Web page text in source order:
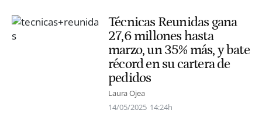
Técnicas Reunidas gana
27,6 millones hasta
marzo, un 35% más, y bate
récord en su cartera de
pedidos
Laura Ojea
14/05/2025 14:24h